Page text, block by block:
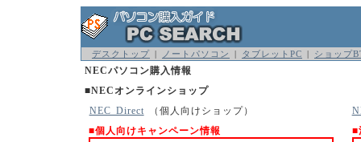
デスクトップ | ノートパソコン | タブレットPC | ショップ
NECパソコン購入情報
■NECオンラインショップ
NEC Direct （個人向けショップ）
■個人向けキャンペーン情報
■